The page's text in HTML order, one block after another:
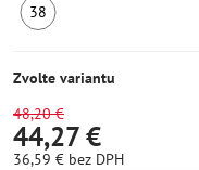
38
Zvolte variantu
48,20 €
44,27 €
36,59 € bez DPH